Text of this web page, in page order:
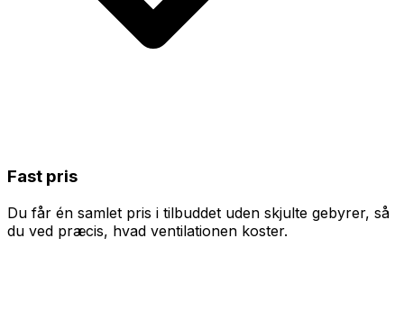
Fast pris
Du får én samlet pris i tilbuddet uden skjulte gebyrer, så
du ved præcis, hvad ventilationen koster.